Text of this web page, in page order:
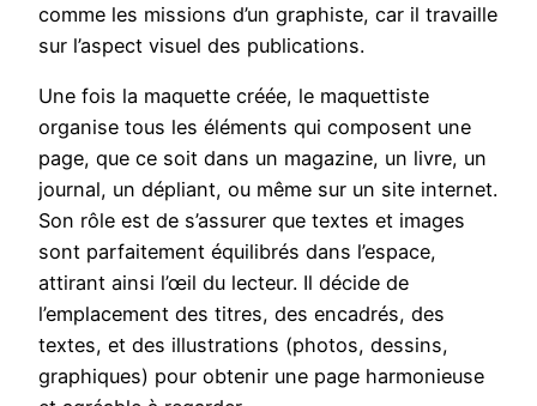
comme les missions d’un graphiste, car il travaille
sur l’aspect visuel des publications.
Une fois la maquette créée, le maquettiste
organise tous les éléments qui composent une
page, que ce soit dans un magazine, un livre, un
journal, un dépliant, ou même sur un site internet.
Son rôle est de s’assurer que textes et images
sont parfaitement équilibrés dans l’espace,
attirant ainsi l’œil du lecteur. Il décide de
l’emplacement des titres, des encadrés, des
textes, et des illustrations (photos, dessins,
graphiques) pour obtenir une page harmonieuse